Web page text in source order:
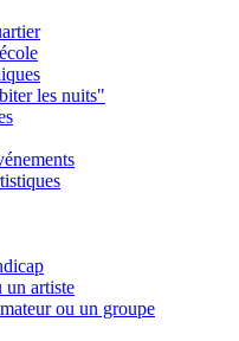
les nuits"
un artiste
ou un groupe